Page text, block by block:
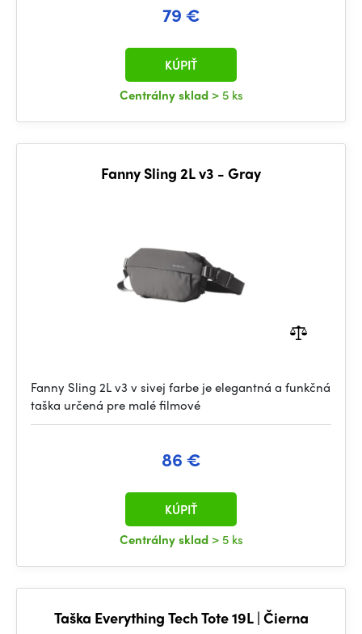
79 €
Centrálny sklad > 5 ks
KÚPIŤ
Fanny Sling 2L v3 - Gray
Fanny Sling 2L v3 v sivej farbe je elegantná a funkčná
taška určená pre malé filmové
86 €
Centrálny sklad > 5 ks
KÚPIŤ
Taška Everything Tech Tote 19L | Čierna